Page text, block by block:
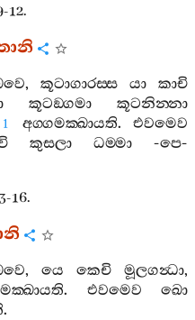
12.
, කූටාගාරස‍්ස යා
කාචි
කූටඞ‍්ගමා
කූටනින‍්නා
1 අග‍්ගමක‍්ඛායති. එවමෙව
කුසලා ධම‍්මා -පෙ-
16.
, යෙ කෙචි මූලගන්‍ධා,
. එවමෙව
ඛො
.